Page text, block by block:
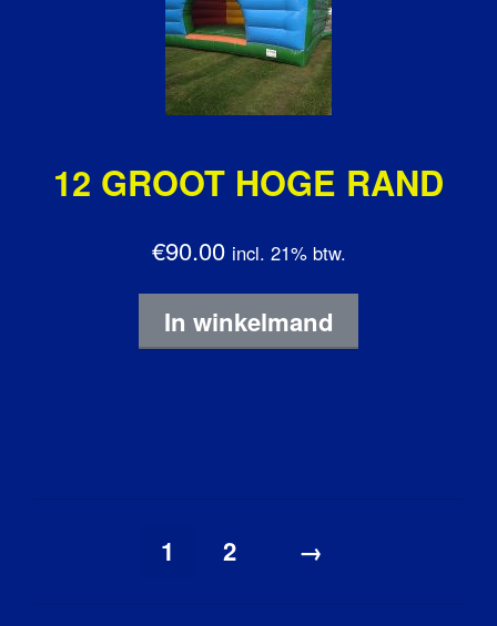
12 GROOT HOGE RAND
€90.00 incl. 21% btw.
In winkelmand
1 2 →